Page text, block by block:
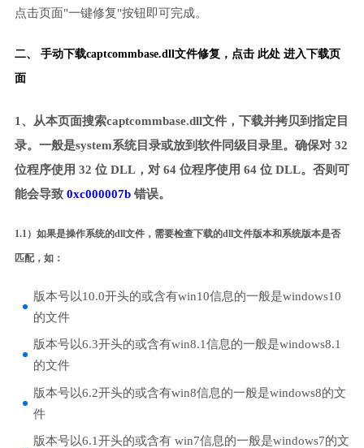
点击页面"一键修复"按钮即可完成。
二、 手动下载captcommbase.dll文件修复， 点击 此处 进入下载页
面
1、从本页面搜索captcommbase.dll文件，下载并拷贝到指定目
录。一般是system系统目录或放到软件同级目录里。确保对 32
位程序使用 32 位 DLL，对 64 位程序使用 64 位 DLL。否则可
能会导致 0xc000007b错误。
1.1）如果是操作系统的dll文件，需要检查下载的dll文件版本和系统版本是否
匹配，如：
版本号以10.0开头的或含有win10信息的一般是windows10
的文件
版本号以6.3开头的或含有win8.1信息的一般是windows8.1
的文件
版本号以6.2开头的或含有win8信息的一般是windows8的文
件
版本号以6.1开头的或含有 win7信息的一般是windows7的文